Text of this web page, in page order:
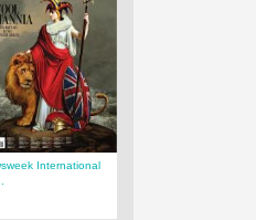
International